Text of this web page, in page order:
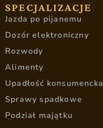
SPECJALIZACJE
Jazda po pijanemu
Dozór elektroniczny
Rozwody
Alimenty
Upadłość konsumencka
Sprawy spadkowe
Podział majątku